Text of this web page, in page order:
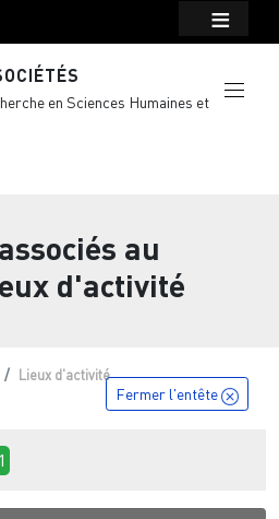
en Sciences Humaines et
au
d'activité
Lieux d'activité
Fermer l'entête
1